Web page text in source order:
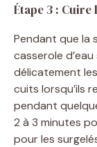
Étape 3 : Cuire
Pendant que la
casserole
délicatement
cuits lorsqu’ils
pendant
2 à 3 minutes
pour les